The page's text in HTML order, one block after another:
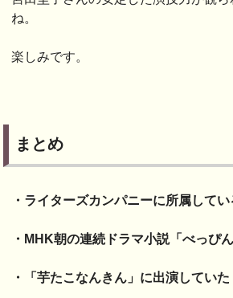
ね。
楽しみです。
まとめ
・ライターズカンパニーに所属して
・MHK朝の連続ドラマ小説「べっぴ
・「芋たこなんきん」に出演していた